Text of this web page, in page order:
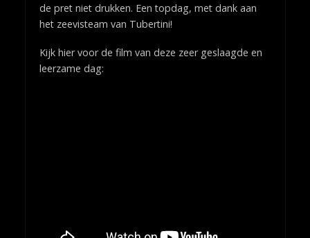
de pret niet drukken. Een topdag, met dank aan
het zeevisteam van Tubertini!
Kijk hier voor de film van deze zeer geslaagde en
leerzame dag: